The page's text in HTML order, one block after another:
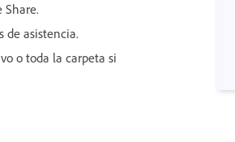
de asistencia.
o toda la carpeta si